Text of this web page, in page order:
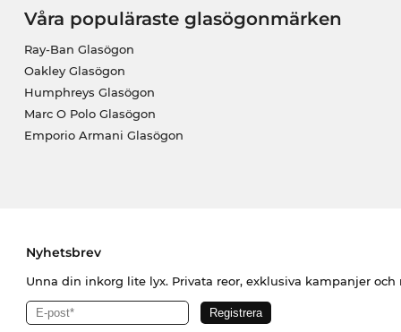
Våra populäraste glasögonmärken
Ray-Ban Glasögon
Oakley Glasögon
Humphreys Glasögon
Marc O Polo Glasögon
Emporio Armani Glasögon
Nyhetsbrev
Unna din inkorg lite lyx. Privata reor, exklusiva kampanjer